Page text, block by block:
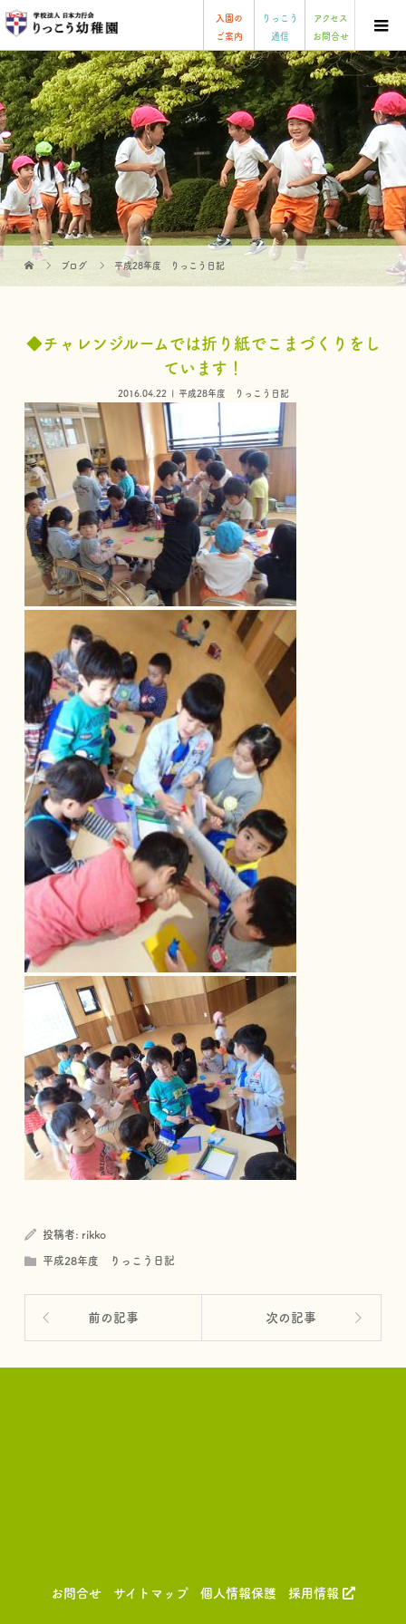
入園の
ご案内
りっこう
通信
アクセス
お問合せ
ブログ 平成28年度 りっこう日記
◆チャレンジルームでは折り紙でこまづくりをし
ています！
2016.04.22 平成28年度 りっこう日記
投稿者: rikko
平成28年度 りっこう日記
前の記事 次の記事
お問合せ サイトマップ 個人情報保護 採用情報